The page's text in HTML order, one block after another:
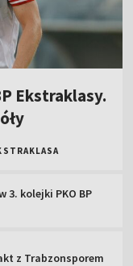
Ekstraklasy.
3. kolejki PKO BP
z Trabzonsporem